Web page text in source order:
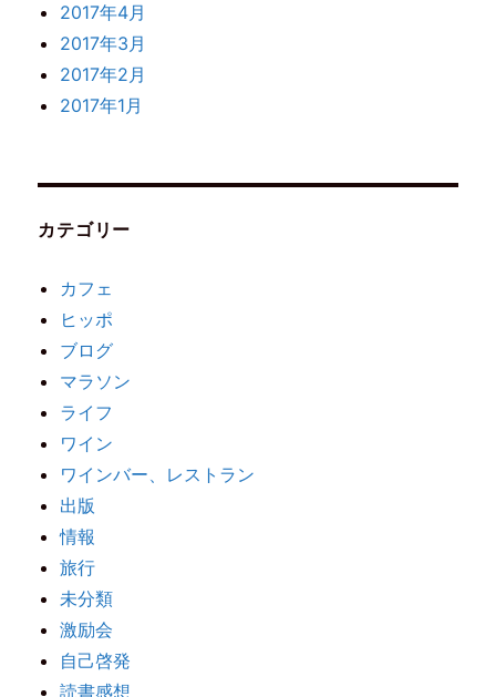
2017年4月
2017年3月
2017年2月
2017年1月
カテゴリー
カフェ
ヒッポ
ブログ
マラソン
ライフ
ワイン
ワインバー、レストラン
出版
情報
旅行
未分類
激励会
自己啓発
読書感想